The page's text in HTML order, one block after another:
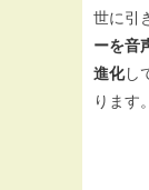
世に引
ーを音
進化し
ります。